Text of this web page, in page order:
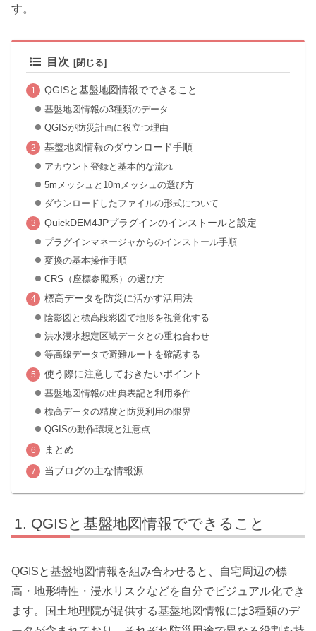
す。
目次
QGISと基盤地図情報でできること
基盤地図情報の3種類のデータ
QGISが防災計画に役立つ理由
基盤地図情報のダウンロード手順
アカウント登録と基本的な流れ
5mメッシュと10mメッシュの選び方
ダウンロードしたファイルの形式について
QuickDEM4JPプラグインのインストールと設定
プラグインマネージャからのインストール手順
変換の基本操作手順
CRS（座標参照系）の選び方
標高データを防災に活かす活用法
陰影図と標高段彩図で地形を視覚化する
洪水浸水想定区域データとの重ね合わせ
等高線データで避難ルートを確認する
使う際に注意しておきたいポイント
基盤地図情報の出典表記と利用条件
標高データの精度と防災利用の限界
QGISの動作環境と注意点
まとめ
当ブログの主な情報源
QGISと基盤地図情報でできること
QGISと基盤地図情報を組み合わせると、自宅周辺の標
高・地形特性・浸水リスクなどを自分でビジュアル化でき
ます。国土地理院が提供する基盤地図情報には3種類のデ